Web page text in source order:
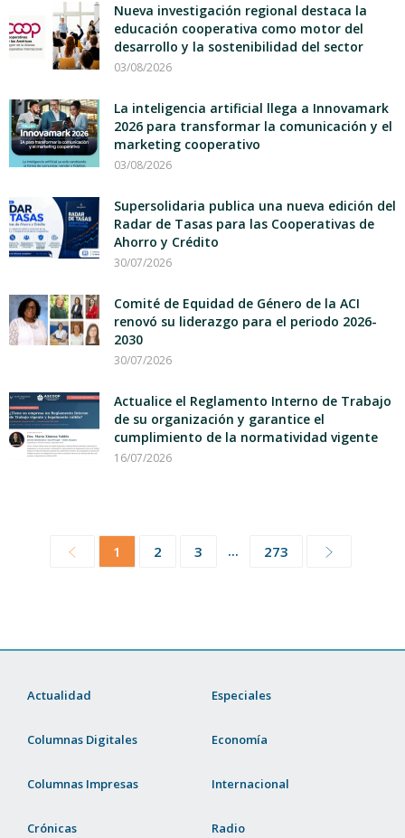
Nueva investigación regional destaca la
educación cooperativa como motor del
desarrollo y la sostenibilidad del sector
03/08/2026
La inteligencia artificial llega a Innovamark
2026 para transformar la comunicación y el
marketing cooperativo
03/08/2026
Supersolidaria publica una nueva edición del
Radar de Tasas para las Cooperativas de
Ahorro y Crédito
30/07/2026
Comité de Equidad de Género de la ACI
renovó su liderazgo para el periodo 2026-
2030
30/07/2026
Actualice el Reglamento Interno de Trabajo
de su organización y garantice el
cumplimiento de la normatividad vigente
16/07/2026
1 2 3 ... 273
Actualidad
Columnas Digitales
Columnas Impresas
Crónicas
Especiales
Economía
Internacional
Radio